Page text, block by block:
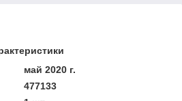
май 2020 г.
477133